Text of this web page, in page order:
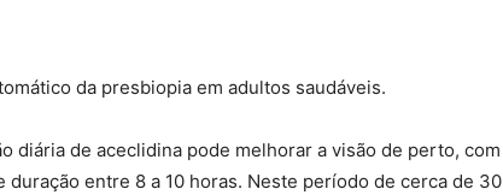
da presbiopia em adultos saudáveis.
diária de aceclidina pode melhorar a visão de perto, com
entre 8 a 10 horas. Neste período de cerca de 30